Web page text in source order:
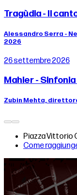
Tragùdia - Il
Alessandro Serra -
2026
26 settembre 2026
Mahler - Sinfonia
Zubin Mehta,
Piazza Vittorio
Come